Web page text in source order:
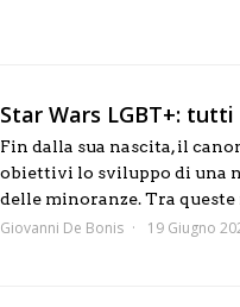
Star Wars LGBT+:
Fin dalla sua nascita, il
obiettivi lo sviluppo di una
delle minoranze. Tra
Giovanni De Bonis 19 Giugno